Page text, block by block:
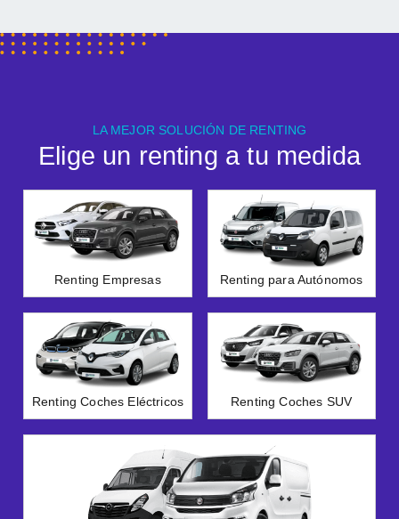
LA MEJOR SOLUCIÓN DE RENTING
Elige un renting a tu medida
Renting Empresas Renting para Autónomos
Renting Coches Eléctricos Renting Coches SUV